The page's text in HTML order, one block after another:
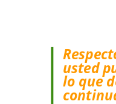
usted
lo que